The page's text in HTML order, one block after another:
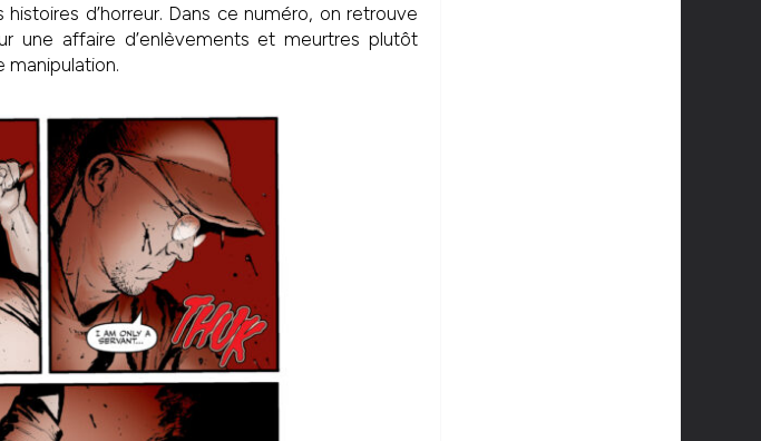
d’horreur. Dans ce numéro, on retrouve
une affaire d’enlèvements et meurtres plutôt
manipulation.